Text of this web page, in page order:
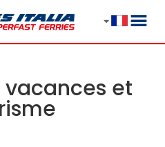
vacances et